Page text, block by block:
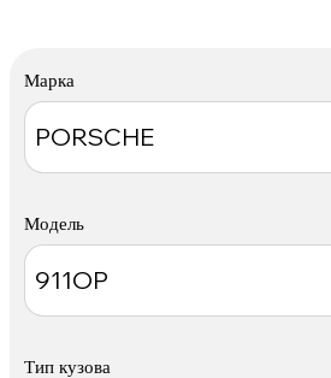
Марка
Модель
Тип кузова